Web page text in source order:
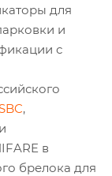
для
и
с
,
в
брелока для